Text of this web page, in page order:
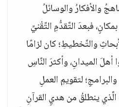
والأفكارُ والوسائلُ
فبعدَ التَّقدُّمِ التِّقْنيِّ
والتَّخطيطِ؛ كان لزامًا
الميدانِ، وأكثرَ النَّاسِ
لتقويمِ العملِ
ينطلقُ من هديِ القرآنِ